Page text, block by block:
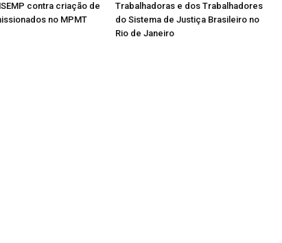
contra criação de
no MPMT
Trabalhadoras e dos Trabalhadores
do Sistema de Justiça Brasileiro no
Rio de Janeiro